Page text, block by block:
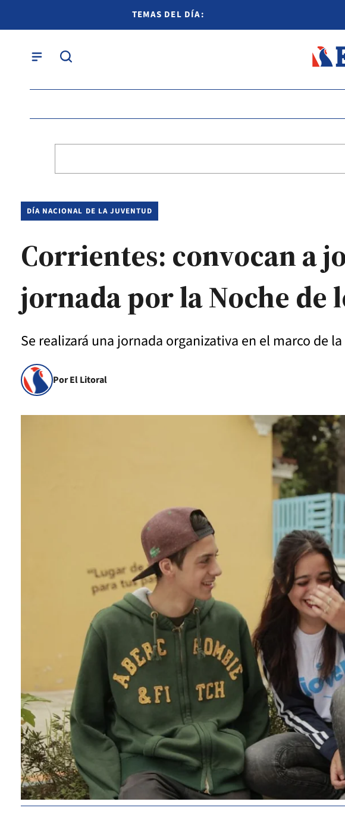
TEMAS DEL DÍA:
DÍA NACIONAL DE LA JUVENTUD
Corrientes: convocan a
jornada por la Noche de
Se realizará una jornada organizativa en el marco de
Por El Litoral